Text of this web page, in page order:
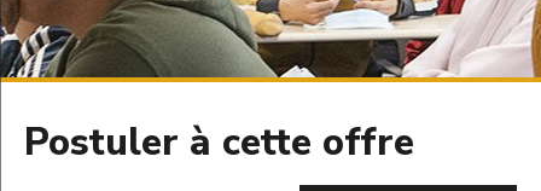
Postuler à cette offre